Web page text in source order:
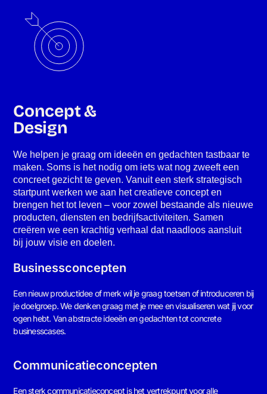
Concept &
Design
We helpen je graag om ideeën en gedachten tastbaar te
maken. Soms is het nodig om iets wat nog zweeft een
concreet gezicht te geven. Vanuit een sterk strategisch
startpunt werken we aan het creatieve concept en
brengen het tot leven – voor zowel bestaande als nieuwe
producten, diensten en bedrijfsactiviteiten. Samen
creëren we een krachtig verhaal dat naadloos aansluit
bij jouw visie en doelen.
Businessconcepten
Een nieuw productidee of merk wil je graag toetsen of introduceren bij
je doelgroep. We denken graag met je mee en visualiseren wat jij voor
ogen hebt. Van abstracte ideeën en gedachten tot concrete
businesscases.
Communicatieconcepten
Een sterk communicatieconcept is het vertrekpunt voor alle